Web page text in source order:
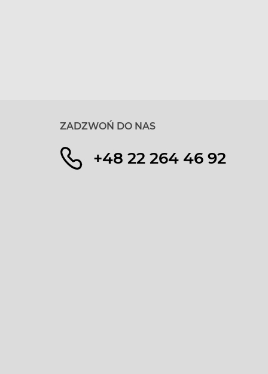
ZADZWOŃ DO NAS
+48 22 264 46 92